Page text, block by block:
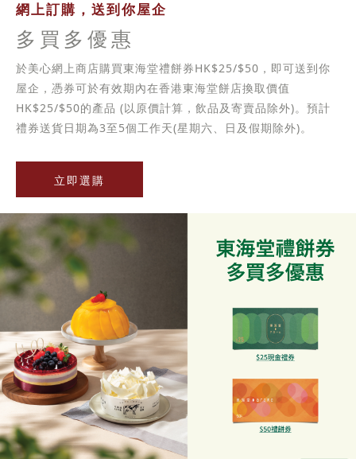
網上訂購，送到你屋企
多買多優惠
於美心網上商店購買東海堂禮餅券HK$25/$50，即可送到你
屋企，憑券可於有效期內在香港東海堂餅店換取價值
HK$25/$50的產品 (以原價計算，飲品及寄賣品除外)。預計
禮券送貨日期為3至5個工作天(星期六、日及假期除外)。
立即選購